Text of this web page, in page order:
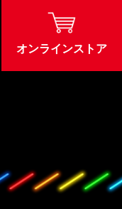
オンラインストア